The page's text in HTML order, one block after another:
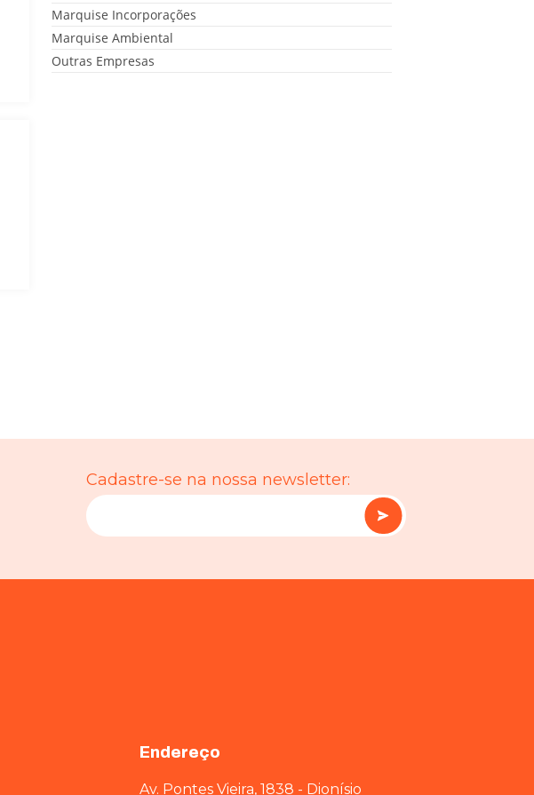
Marquise Incorporações
Marquise Ambiental
Outras Empresas
Cadastre-se na nossa newsletter:
Endereço
Av. Pontes Vieira, 1838 - Dionísio